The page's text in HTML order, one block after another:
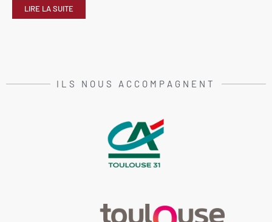
LIRE LA SUITE
ILS NOUS ACCOMPAGNENT